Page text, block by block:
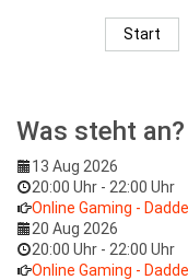
Start
Was steht an?
13 Aug 2026
20:00 Uhr - 22:00 Uhr
Online Gaming -
20 Aug 2026
20:00 Uhr - 22:00 Uhr
Online Gaming -